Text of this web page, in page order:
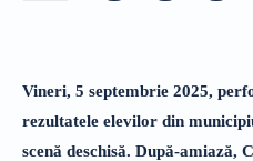
Vineri, 5 septembrie 2025,
rezultatele elevilor din
scenă deschisă. După-amiază,